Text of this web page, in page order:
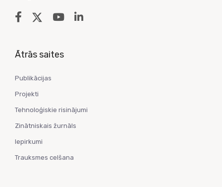
Ātrās saites
Publikācijas
Projekti
Tehnoloģiskie risinājumi
Zinātniskais žurnāls
Iepirkumi
Trauksmes celšana